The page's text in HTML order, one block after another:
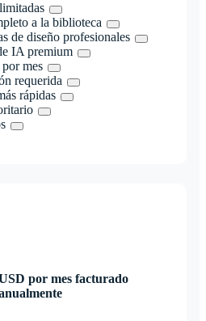
a la biblioteca
de diseño profesionales
IA premium
mes
requerida
rápidas
por mes facturado